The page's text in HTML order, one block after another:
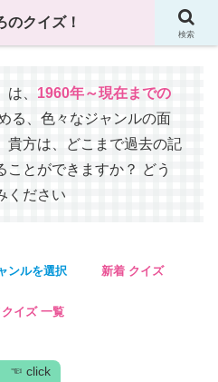
、 1960年～現在までの
る、色々なジャンルの面
方は、どこまで過去の記
ことができますか？ どう
ください
ンルを選択 新着 クイズ
イズ 一覧
☜ click
のクイズ！
検索